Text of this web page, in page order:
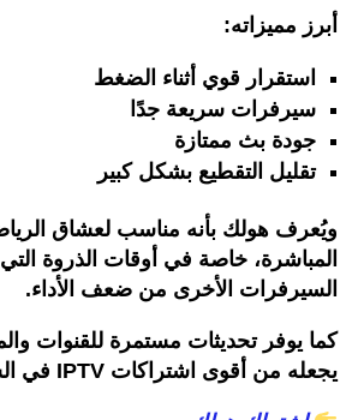
أبرز مميزاته:
استقرار قوي أثناء الضغط
سيرفرات سريعة جدًا
جودة بث ممتازة
تقليل التقطيع بشكل كبير
ويُعرف هولك بأنه مناسب لعشاق
المباشرة، خاصة في أوقات الذروة التي
السيرفرات الأخرى من ضعف الأداء.
كما يوفر تحديثات مستمرة للقنوات
يجعله من أقوى اشتراكات في